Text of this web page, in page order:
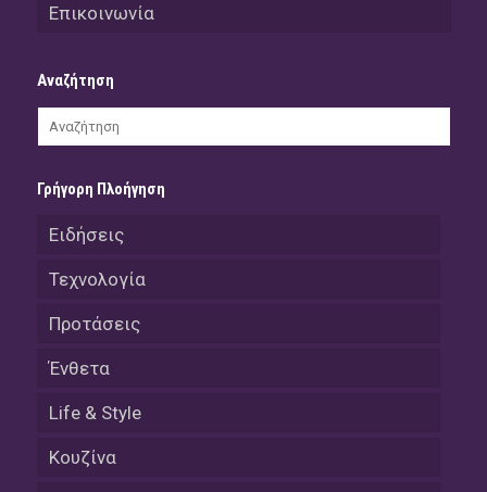
Επικοινωνία
Αναζήτηση
Γρήγορη Πλοήγηση
Ειδήσεις
Τεχνολογία
Προτάσεις
Ένθετα
Life & Style
Κουζίνα